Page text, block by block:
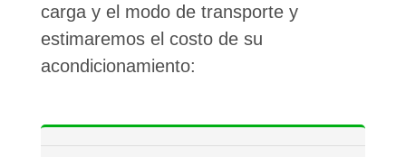
carga y el modo de transporte y
estimaremos el costo de su
acondicionamiento: